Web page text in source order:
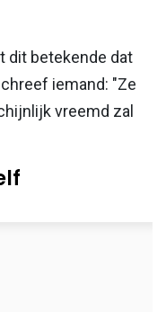
dit betekende dat
iemand: "Ze
vreemd zal